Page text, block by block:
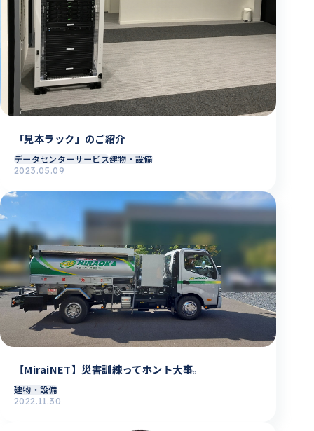
「見本ラック」のご紹介
データセンターサービス建物・設備
2023.05.09
【MiraiNET】災害訓練ってホント大事。
建物・設備
2022.11.30